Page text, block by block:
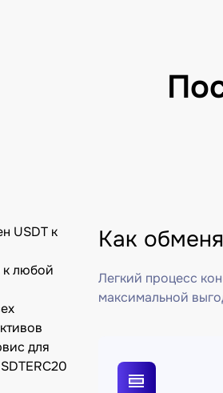
USDT к
к любой
для
Как
Легкий процесс
максимальной